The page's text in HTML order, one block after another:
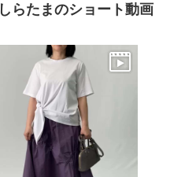
しらたまのショート動画